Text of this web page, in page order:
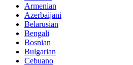
Armenian
Azerbaijani
Belarusian
Bengali
Bosnian
Bulgarian
Cebuano